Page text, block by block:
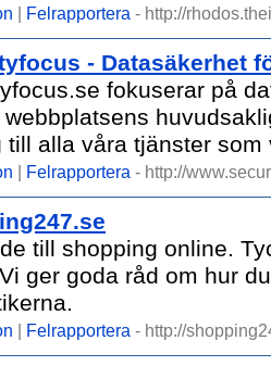
| Felrapportera - http://
- Datasäkerhet
fokuserar på
till alla våra tjänster som
| Felrapportera - http://
till shopping online.
ger goda råd om hur
| Felrapportera - http://